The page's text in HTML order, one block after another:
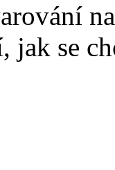
jak se